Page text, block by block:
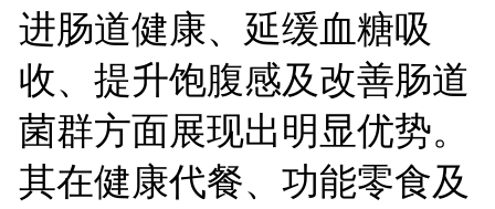
进肠道健康、延缓血糖吸
收、提升饱腹感及改善肠道
菌群方面展现出明显优势。
其在健康代餐、功能零食及